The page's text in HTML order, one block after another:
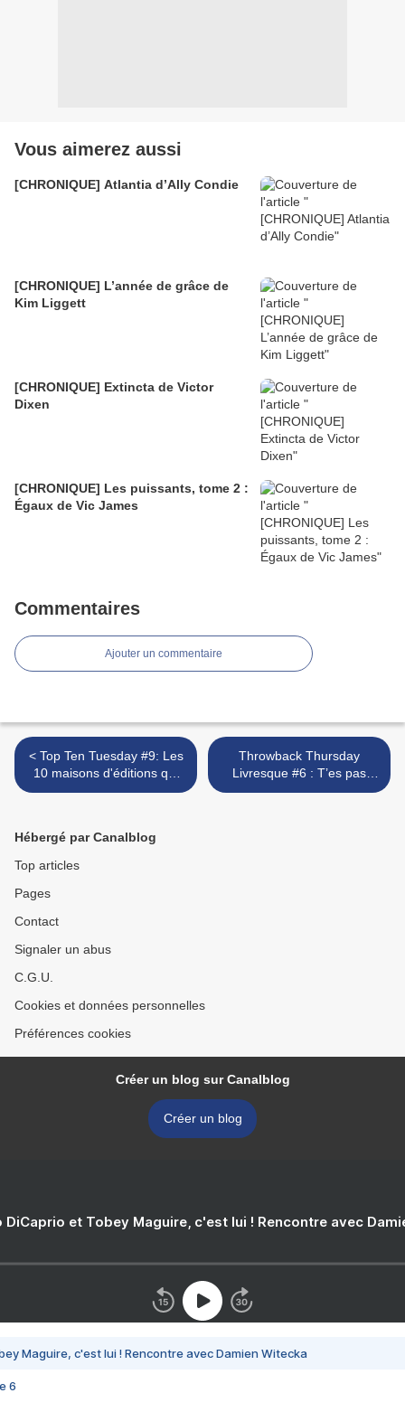
Vous aimerez aussi
[CHRONIQUE] Atlantia d’Ally Condie
[CHRONIQUE] L’année de grâce de
Kim Liggett
[CHRONIQUE] Extincta de Victor
Dixen
[CHRONIQUE] Les puissants, tome 2 :
Égaux de Vic James
Commentaires
Ajouter un commentaire
< Top Ten Tuesday #9: Les
10 maisons d'éditions qui
prennent le plus de place
Throwback Thursday
Livresque #6 : T’es pas
mon genre, mais je t’ai
Hébergé par Canalblog
Top articles
Pages
Contact
Signaler un abus
C.G.U.
Cookies et données personnelles
Préférences cookies
Créer un blog sur Canalblog
Créer un blog
DiCaprio et Tobey Maguire, c'est lui ! Rencontre avec
Maguire, c'est lui ! Rencontre avec Damien Witecka
6